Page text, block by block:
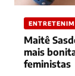
Maitê
mais
feministas